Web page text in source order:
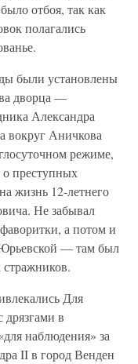
отбоя, так как
полагались
были установлены
дворца —
Александра
вокруг Аничкова
режиме,
преступных
жизнь 12-летнего
Не забывал
а потом и
— там был
Для
в
наблюдения» за
II в город Венден